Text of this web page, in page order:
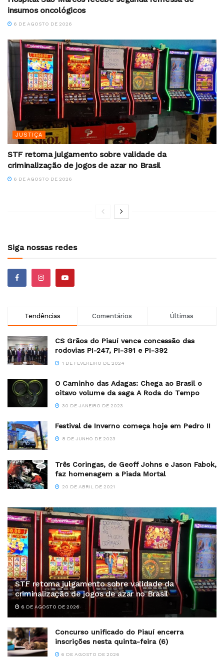
insumos oncológicos
6 DE AGOSTO DE 2026
JUSTIÇA
STF retoma julgamento sobre validade da
criminalização de jogos de azar no Brasil
6 DE AGOSTO DE 2026
Siga nossas redes
Tendências Comentários Últimas
CS Grãos do Piauí vence concessão das
rodovias PI-247, PI-391 e PI-392
1 DE FEVEREIRO DE 2024
O Caminho das Adagas: Chega ao Brasil o
oitavo volume da saga A Roda do Tempo
30 DE JANEIRO DE 2023
Festival de Inverno começa hoje em Pedro II
8 DE JUNHO DE 2023
Três Coringas, de Geoff Johns e Jason Fabok,
faz homenagem a Piada Mortal
20 DE ABRIL DE 2021
STF retoma julgamento sobre validade da
criminalização de jogos de azar no Brasil
6 DE AGOSTO DE 2026
Concurso unificado do Piauí encerra
inscrições nesta quinta-feira (6)
6 DE AGOSTO DE 2026